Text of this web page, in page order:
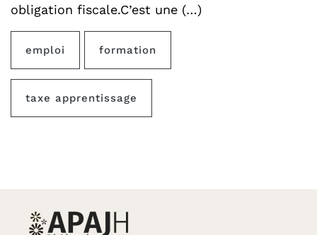
obligation fiscale.C’est une (…)
emploi formation
taxe apprentissage